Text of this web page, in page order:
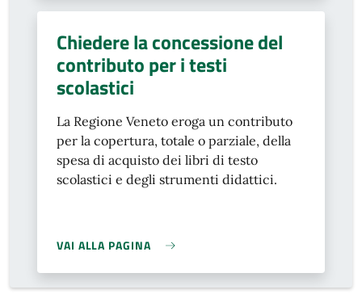
Chiedere la concessione del
contributo per i testi
scolastici
La Regione Veneto eroga un contributo
per la copertura, totale o parziale, della
spesa di acquisto dei libri di testo
scolastici e degli strumenti didattici.
VAI ALLA PAGINA